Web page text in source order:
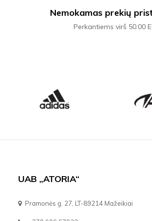
Nemokamas prekių
Perkantiems virš 50.00
UAB „ATORIA“
Pramonės g. 27, LT-89214 Mažeikiai